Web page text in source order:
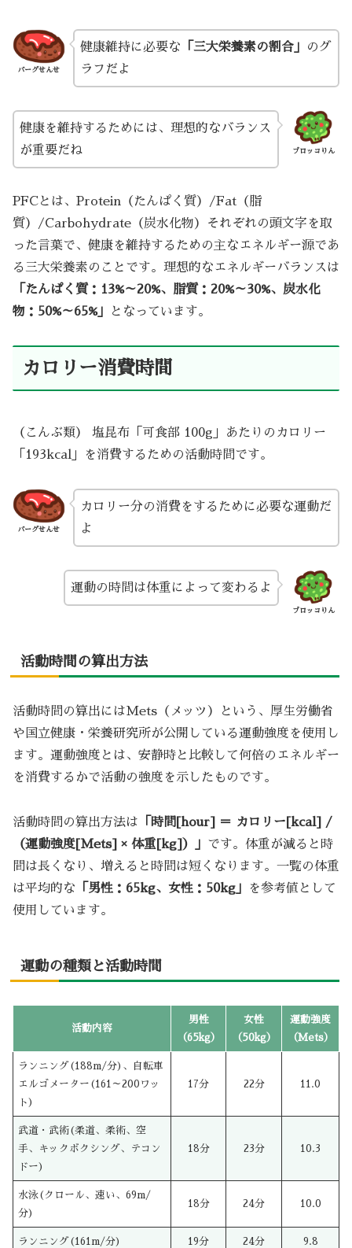
バーグせんせ
健康維持に必要な 「三大栄養素の割合」
のグ
ラフだよ
ブロッコりん
健康を維持するためには、理想的なバランス
が重要だね
PFCとは、Protein（たんぱく質）/Fat（脂
質）/Carbohydrate（炭水化物）それぞれの頭文字を取
った言葉で、健康を維持するための主なエネルギー源であ
る三大栄養素のことです。理想的なエネルギーバランスは
「たんぱく質：13%～20%、脂質：20%～30%、炭水化
物：50%～65%」
となっています。
カロリー消費時間
（こんぶ類） 塩昆布「可食部 100g」あたりのカロリー
「193kcal」を消費するための活動時間です。
バーグせんせ
カロリー分の消費をするために必要な運動だ
よ
ブロッコりん
運動の時間は体重によって変わるよ
活動時間の算出方法
活動時間の算出にはMets（メッツ）という、厚生労働省
や国立健康・栄養研究所が公開している運動強度を使用し
ます。運動強度とは、安静時と比較して何倍のエネルギー
を消費するかで活動の強度を示したものです。
活動時間の算出方法は 「時間[hour] ＝ カロリー[kcal] /
（運動強度[Mets] × 体重[kg]）」 です。体重が減ると時
間は長くなり、増えると時間は短くなります。一覧の体重
は平均的な 「男性：65kg、女性：50kg」
を参考値として
使用しています。
運動の種類と活動時間
活動内容
男性
（65kg）
女性
（50kg）
運動強度
（Mets）
ランニング(188m/分)、自転車
エルゴメーター(161～200ワッ
ト)
17分 22分 11.0
武道・武術(柔道、柔術、空
手、キックボクシング、テコン
ドー)
18分 23分 10.3
水泳(クロール、速い、69m/
分)
18分 24分 10.0
ランニング(161m/分) 19分 24分 9.8